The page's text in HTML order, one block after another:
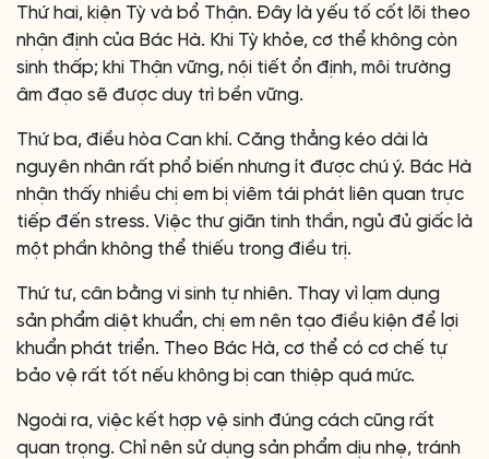
Thứ hai, kiện Tỳ và bổ Thận. Đây là yếu tố cốt lõi theo
nhận định của Bác Hà. Khi Tỳ khỏe, cơ thể không còn
sinh thấp; khi Thận vững, nội tiết ổn định, môi trường
âm đạo sẽ được duy trì bền vững.
Thứ ba, điều hòa Can khí. Căng thẳng kéo dài là
nguyên nhân rất phổ biến nhưng ít được chú ý. Bác Hà
nhận thấy nhiều chị em bị viêm tái phát liên quan trực
tiếp đến stress. Việc thư giãn tinh thần, ngủ đủ giấc là
một phần không thể thiếu trong điều trị.
Thứ tư, cân bằng vi sinh tự nhiên. Thay vì lạm dụng
sản phẩm diệt khuẩn, chị em nên tạo điều kiện để lợi
khuẩn phát triển. Theo Bác Hà, cơ thể có cơ chế tự
bảo vệ rất tốt nếu không bị can thiệp quá mức.
Ngoài ra, việc kết hợp vệ sinh đúng cách cũng rất
quan trọng. Chỉ nên sử dụng sản phẩm dịu nhẹ, tránh